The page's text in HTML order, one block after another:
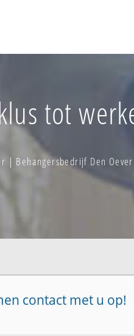
tot
| Behangersbedrijf Den
contact met u op!